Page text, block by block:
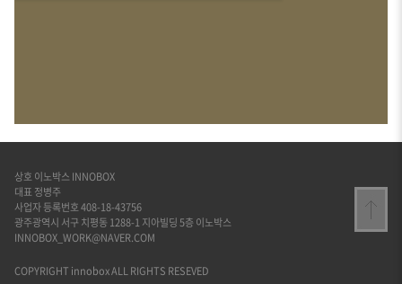
상호 이노박스 INNOBOX
대표 정병주
사업자 등록번호 408-18-43756
광주광역시 서구 치평동 1288-1 지아빌딩 5층 이노박스
INNOBOX_WORK@NAVER.COM
COPYRIGHT innobox ALL RIGHTS RESEVED